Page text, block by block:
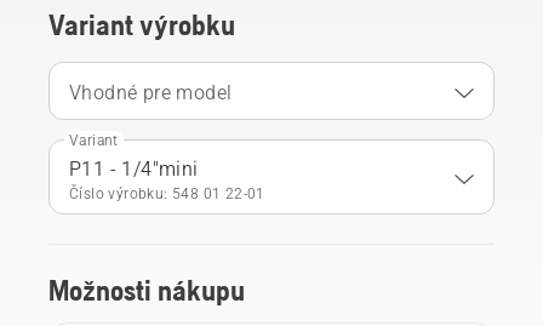
Variant výrobku
Vhodné pre model
Variant
P11 - 1/4"mini
Číslo výrobku: 548 01 22‑01
Možnosti nákupu